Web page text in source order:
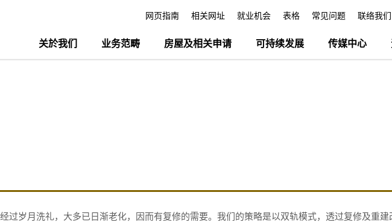
网页指南 相关网址 就业机会 表格 常见问题 联络我们
关於我们 业务范畴 房屋及相关申请 可持续发展 传媒中心
过岁月洗礼，大多已日渐老化，因而有复修的需要。我们的策略是以双轨模式，透过复修及重建